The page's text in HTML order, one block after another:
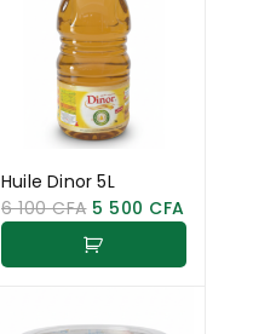
Huile Dinor 5L
6 100CFA 5 500 CFA